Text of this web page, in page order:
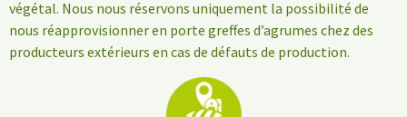
végétal. Nous nous réservons uniquement la possibilité de
nous réapprovisionner en porte greffes d’agrumes chez des
producteurs extérieurs en cas de défauts de production.